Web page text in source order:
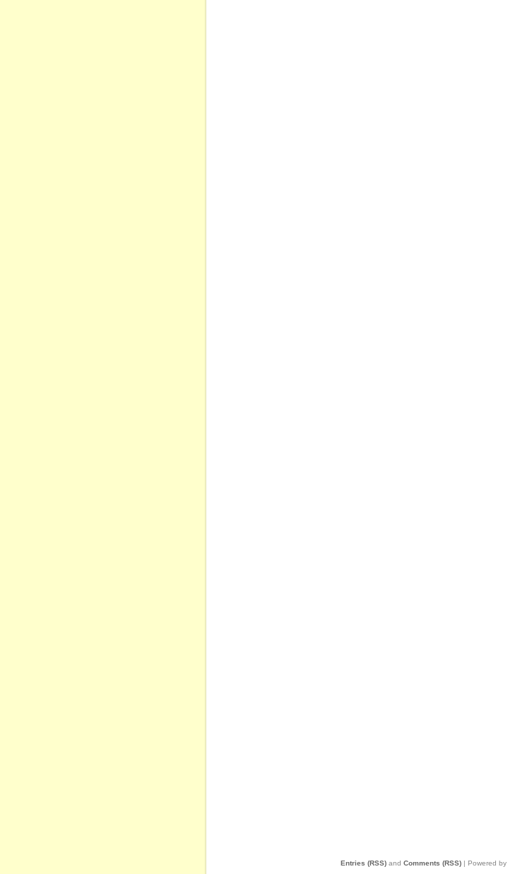
Entries (RSS) and Comments (RSS) | Powered by